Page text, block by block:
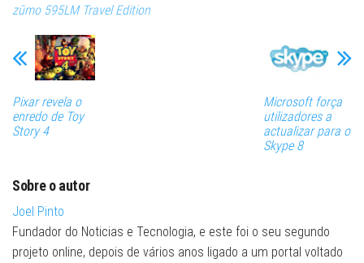
zūmo 595LM Travel Edition
Pixar revela o
enredo de Toy
Story 4
Microsoft força
utilizadores a
actualizar para o
Skype 8
Sobre o autor
Joel Pinto
Fundador do Noticias e Tecnologia, e este foi o seu segundo
projeto online, depois de vários anos ligado a um portal voltado